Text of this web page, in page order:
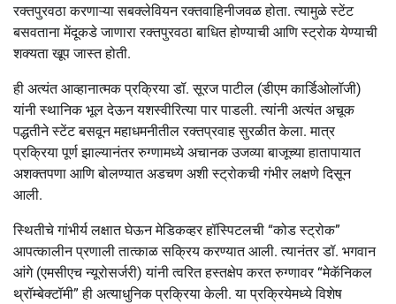
रक्तपुरवठा करणाऱ्या सबक्लेवियन रक्तवाहिनीजवळ होता. त्यामुळे स्टेंट
बसवताना मेंदूकडे जाणारा रक्तपुरवठा बाधित होण्याची आणि स्ट्रोक येण्याची
शक्यता खूप जास्त होती.
ही अत्यंत आव्हानात्मक प्रक्रिया डॉ. सूरज पाटील (डीएम कार्डिओलॉजी)
यांनी स्थानिक भूल देऊन यशस्वीरित्या पार पाडली. त्यांनी अत्यंत अचूक
पद्धतीने स्टेंट बसवून महाधमनीतील रक्तप्रवाह सुरळीत केला. मात्र
प्रक्रिया पूर्ण झाल्यानंतर रुग्णामध्ये अचानक उजव्या बाजूच्या हातापायात
अशक्तपणा आणि बोलण्यात अडचण अशी स्ट्रोकची गंभीर लक्षणे दिसून
आली.
स्थितीचे गांभीर्य लक्षात घेऊन मेडिकव्हर हॉस्पिटलची “कोड स्ट्रोक”
आपत्कालीन प्रणाली तात्काळ सक्रिय करण्यात आली. त्यानंतर डॉ. भगवान
आंगे (एमसीएच न्यूरोसर्जरी) यांनी त्वरित हस्तक्षेप करत रुग्णावर “मेकॅनिकल
थ्रॉम्बेक्टॉमी” ही अत्याधुनिक प्रक्रिया केली. या प्रक्रियेमध्ये विशेष